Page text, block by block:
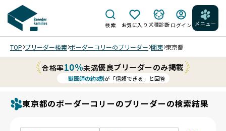
検索 お気に入り 犬種診断 ログイン メニュー
TOP ブリーダー検索 ボーダーコリーのブリーダー 関東 東京都
合格率10%未満優良ブリーダーのみ掲載
獣医師の約8割が「信頼できる」と回答
東京都のボーダーコリーのブリーダーの検索結果